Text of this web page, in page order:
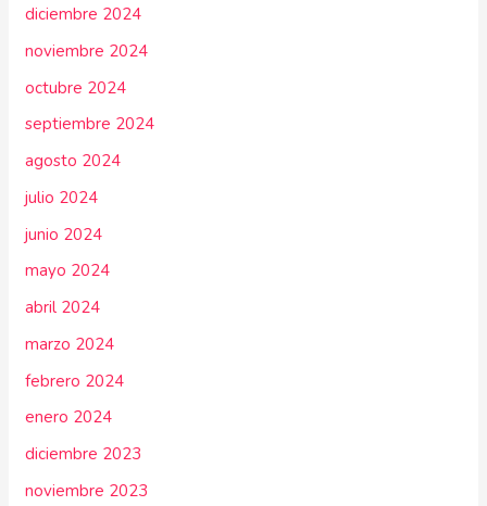
diciembre 2024
noviembre 2024
octubre 2024
septiembre 2024
agosto 2024
julio 2024
junio 2024
mayo 2024
abril 2024
marzo 2024
febrero 2024
enero 2024
diciembre 2023
noviembre 2023